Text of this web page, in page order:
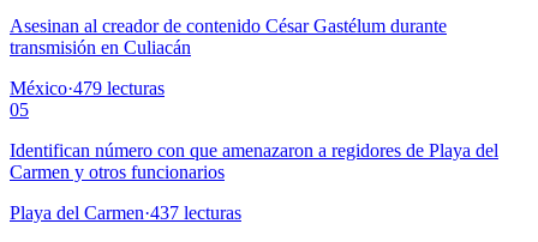
Asesinan al creador de contenido César Gastélum durante
transmisión en Culiacán
México·479 lecturas
05
Identifican número con que amenazaron a regidores de Playa del
Carmen y otros funcionarios
Playa del Carmen·437 lecturas